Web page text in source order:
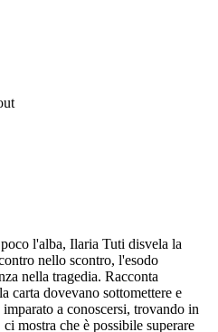
l'alba, Ilaria Tuti disvela la
nello scontro, l'esodo
nella tragedia. Racconta
carta dovevano sottomettere e
a conoscersi, trovando in
mostra che è possibile superare